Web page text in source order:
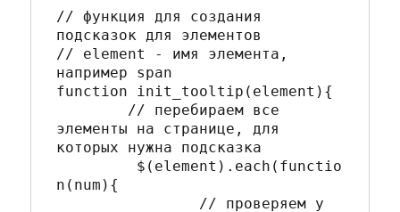
// функция для создания
подсказок для элементов
// element - имя элемента,
например span
function init_tooltip(element){
элементы на странице, для
которых нужна подсказка
n(num){